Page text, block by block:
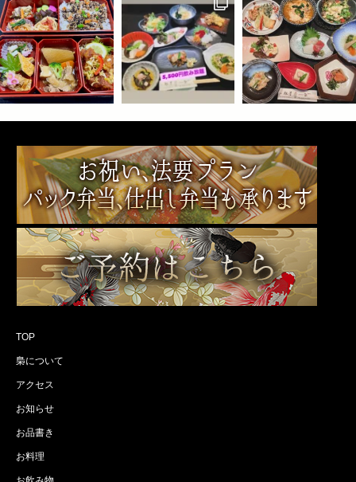
TOP
梟について
アクセス
お知らせ
お品書き
お料理